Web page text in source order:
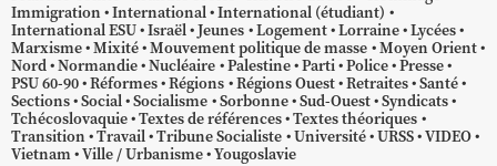
Immigration International International (étudiant)
International ESU Israël Jeunes Logement Lorraine Lycées
Marxisme Mixité Mouvement politique de masse Moyen Orient
Nord Normandie Nucléaire Palestine Parti Police Presse
PSU 60-90 Réformes Régions Régions Ouest Retraites Santé
Sections Social Socialisme Sorbonne Sud-Ouest Syndicats
Tchécoslovaquie Textes de références Textes théoriques
Transition Travail Tribune Socialiste Université URSS VIDEO
Vietnam Ville / Urbanisme Yougoslavie